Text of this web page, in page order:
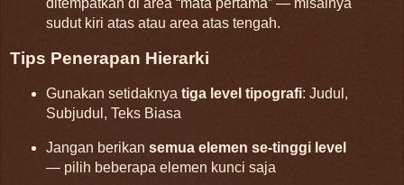
ditempatkan di area “mata pertama” — misalnya
sudut kiri atas atau area atas tengah.
Tips Penerapan Hierarki
Gunakan setidaknya tiga level tipografi: Judul,
Subjudul, Teks Biasa
Jangan berikan semua elemen se-tinggi level
— pilih beberapa elemen kunci saja